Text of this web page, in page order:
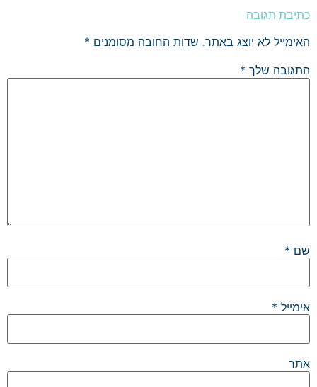
כתיבת תגובה
האימייל לא יוצג באתר. שדות החובה מסומנים *
התגובה שלך *
שם *
אימייל *
אתר